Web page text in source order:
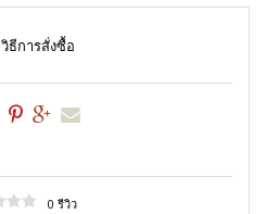
วิธีการสั่งซื้อ
0 รีวิว